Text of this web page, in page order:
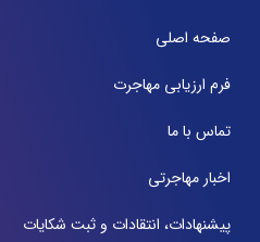
صفحه اصلی
فرم ارزیابی مهاجرت
تماس با ما
اخبار مهاجرتی
پیشنهادات، انتقادات و ثبت شکایات